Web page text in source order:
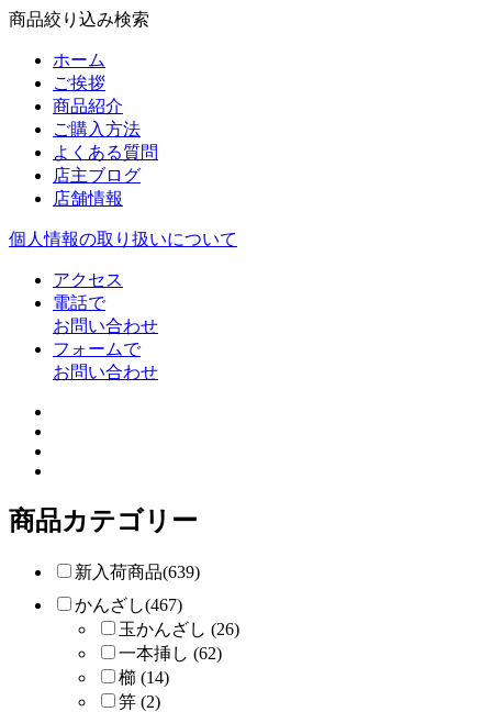
商品絞り込み検索
ホーム
ご挨拶
商品紹介
ご購入方法
よくある質問
店主ブログ
店舗情報
個人情報の取り扱いについて
アクセス
電話で
お問い合わせ
フォームで
お問い合わせ
商品カテゴリー
新入荷商品(639)
かんざし(467)
玉かんざし (26)
一本挿し (62)
櫛 (14)
笄 (2)